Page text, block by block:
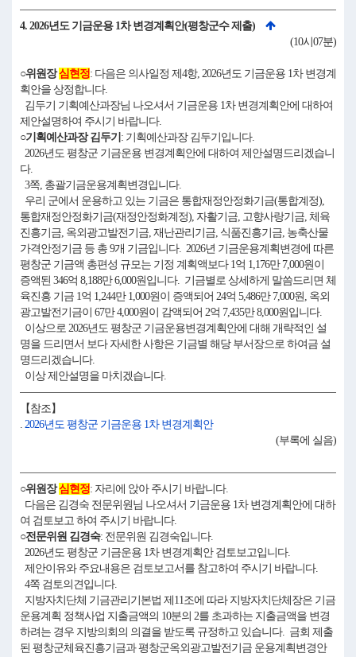
4. 2026년도 기금운용 1차 변경계획안(평창군수 제출)
(10시07분)
○위원장심현정: 다음은 의사일정 제4항, 2026년도 기금운용 1차 변경계
획안을 상정합니다.
김두기 기획예산과장님 나오셔서 기금운용 1차 변경계획안에 대하여
제안설명하여 주시기 바랍니다.
○기획예산과장 김두기 : 기획예산과장 김두기입니다.
2026년도 평창군 기금운용 변경계획안에 대하여 제안설명드리겠습니
다.
3쪽, 총괄기금운용계획변경입니다.
우리 군에서 운용하고 있는 기금은 통합재정안정화기금(통합계정),
통합재정안정화기금(재정안정화계정), 자활기금, 고향사랑기금, 체육
진흥기금, 옥외광고발전기금, 재난관리기금, 식품진흥기금, 농축산물
가격안정기금 등 총 9개 기금입니다. 2026년 기금운용계획변경에 따른
평창군 기금액 총편성 규모는 기정 계획액보다 1억 1,176만 7,000원이
증액된 346억 8,188만 6,000원입니다. 기금별로 상세하게 말씀드리면 체
육진흥 기금 1억 1,244만 1,000원이 증액되어 24억 5,486만 7,000원, 옥외
광고발전기금이 67만 4,000원이 감액되어 2억 7,435만 8,000원입니다.
이상으로 2026년도 평창군 기금운용변경계획안에 대해 개략적인 설
명을 드리면서 보다 자세한 사항은 기금별 해당 부서장으로 하여금 설
명드리겠습니다.
이상 제안설명을 마치겠습니다.
【참조】
. 2026년도 평창군 기금운용 1차 변경계획안
(부록에 실음)
○위원장심현정: 자리에 앉아 주시기 바랍니다.
다음은 김경숙 전문위원님 나오셔서 기금운용 1차 변경계획안에 대하
여 검토보고 하여 주시기 바랍니다.
○전문위원 김경숙: 전문위원 김경숙입니다.
2026년도 평창군 기금운용 1차 변경계획안 검토보고입니다.
제안이유와 주요내용은 검토보고서를 참고하여 주시기 바랍니다.
4쪽 검토의견입니다.
지방자치단체 기금관리기본법 제11조에 따라 지방자치단체장은 기금
운용계획 정책사업 지출금액의 10분의 2를 초과하는 지출금액을 변경
하려는 경우 지방의회의 의결을 받도록 규정하고 있습니다. 금회 제출
된 평창군체육진흥기금과 평창군옥외광고발전기금 운용계획변경안